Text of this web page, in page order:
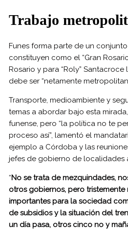
Trabajo
Funes forma parte de un
constituyen como el “Gran
Rosario y para “Roly”
debe ser “netamente
Transporte, medioambiente y
temas a abordar bajo esta
funense, pero “la política no te
proceso así”, lamentó el
ejemplo a Córdoba y las
jefes de gobierno de localidades
“No se trata de mezquindades,
otros gobiernos, pero
importantes para la sociedad
de subsidios y la situación del
un día pasa, otros cinco no y